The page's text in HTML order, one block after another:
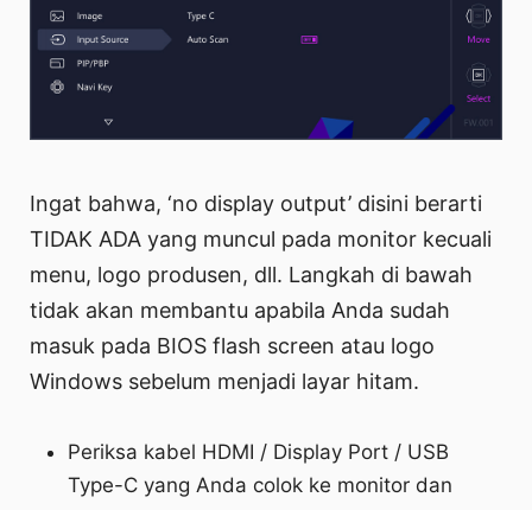
Ingat bahwa, ‘no display output’ disini berarti
TIDAK ADA yang muncul pada monitor kecuali
menu, logo produsen, dll. Langkah di bawah
tidak akan membantu apabila Anda sudah
masuk pada BIOS flash screen atau logo
Windows sebelum menjadi layar hitam.
Periksa kabel HDMI / Display Port / USB
Type-C yang Anda colok ke monitor dan